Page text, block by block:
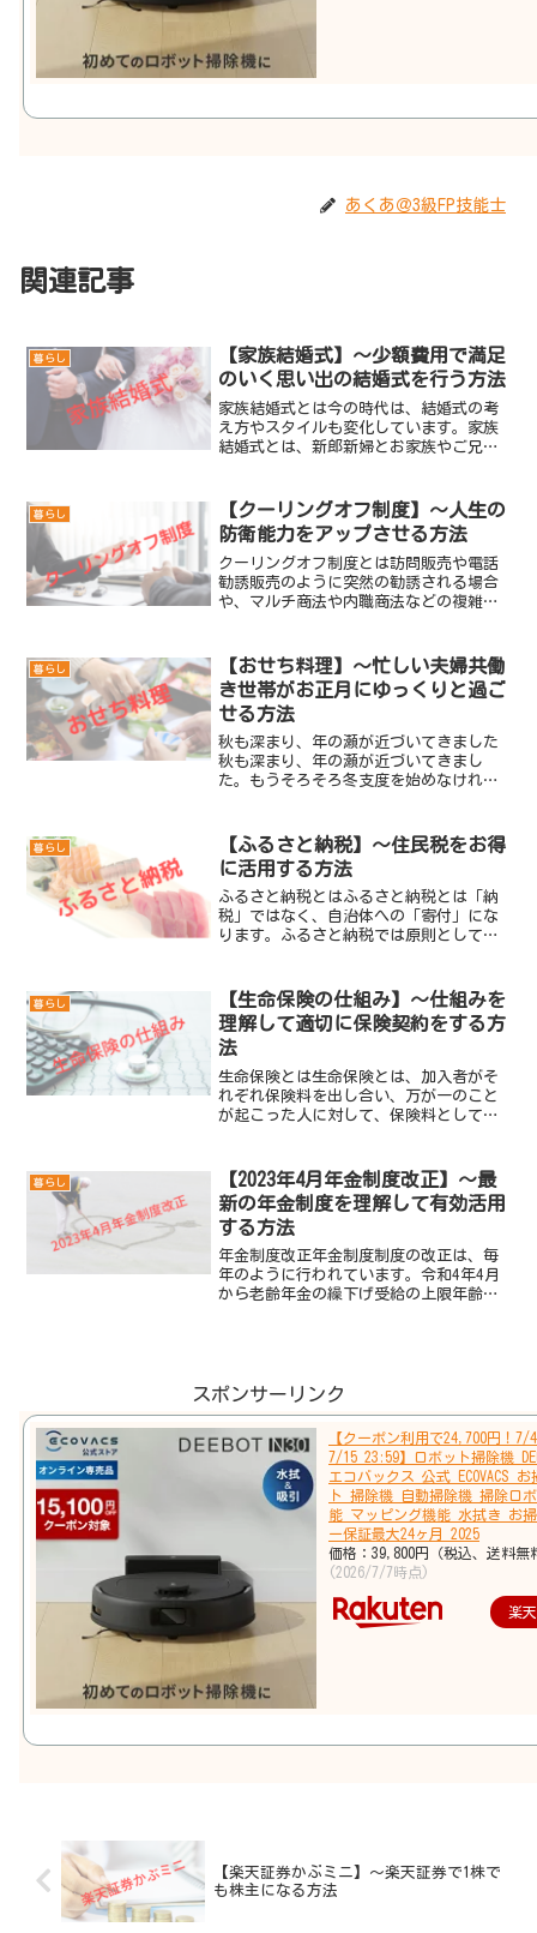
あくあ＠3級FP技能士
関連記事
暮らし
【家族結婚式】～少額費用で満足
のいく思い出の結婚式を行う方法
家族結婚式とは今の時代は、結婚式の考
え方やスタイルも変化しています。家族
結婚式とは、新郎新婦とお家族やご兄弟
総勢20～30名程ほどで開催されることも
あります。人数より...
暮らし
【クーリングオフ制度】～人生の
防衛能力をアップさせる方法
クーリングオフ制度とは訪問販売や電話
勧誘販売のように突然の勧誘される場合
や、マルチ商法や内職商法などの複雑な
のため、特定の取引方法による契約につ
いては、消費者がいったん...
暮らし
【おせち料理】～忙しい夫婦共働
き世帯がお正月にゆっくりと過ご
せる方法
秋も深まり、年の瀬が近づいてきました
秋も深まり、年の瀬が近づいてきまし
た。もうそろそろ冬支度を始めなければ
おせち料理を注文する事です。もちろん
私の仕事になります。ポイン...
暮らし
【ふるさと納税】～住民税をお得
に活用する方法
ふるさと納税とはふるさと納税とは「納
税」ではなく、自治体への「寄付」にな
ります。ふるさと納税では原則として自
返礼品がいただけます。ふるさと納税に
は、対象期間があり...
暮らし
【生命保険の仕組み】～仕組みを
理解して適切に保険契約をする方
法
生命保険とは生命保険とは、加入者がそ
れぞれ保険料を出し合い、万が一のこと
が起こった人に対して、保険料として集
立っています。この仕組みがあるからこ
そ、保険に加入をしている...
暮らし
【2023年4月年金制度改正】～最
新の年金制度を理解して有効活用
する方法
年金制度改正年金制度制度の改正は、毎
年のように行われています。令和4年4月
から老齢年金の繰下げ受給の上限年齢が
スポンサーリンク
【クーポン利用で24,700円！7/
7/15 23:59】ロボット掃除機
エコバックス 公式 ECOVACS
ト 掃除機 自動掃除機 掃除ロ
能 マッピング機能 水拭き お
ー保証最大24ヶ月 2025
価格：39,800円（税込、送料無
(2026/7/7時点)
楽
【楽天証券かぶミニ】～楽天証券で1株で
も株主になる方法